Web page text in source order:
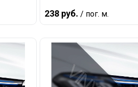
238 руб. / пог. м.
Предзаказ
Купить в 1 клик
В избранное Под